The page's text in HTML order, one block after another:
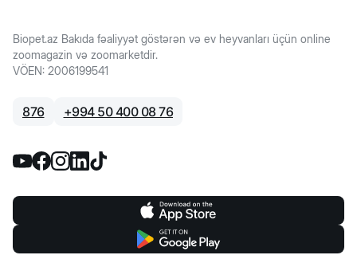
Biopet.az Bakıda fəaliyyət göstərən və ev heyvanları üçün online
zoomagazin və zoomarketdir.
VÖEN: 2006199541
876 +994 50 400 08 76